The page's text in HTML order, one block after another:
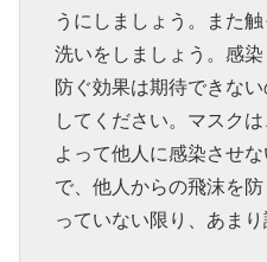
うにしましょう。また
洗いをしましょう。感
防ぐ効果は期待できな
してください。マスク
よって他人に感染させ
で、他人からの飛沫を
っていない限り、あまり